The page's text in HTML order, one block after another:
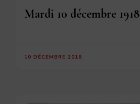
Mardi 10 décembre 1918
10 DÉCEMBRE 2018